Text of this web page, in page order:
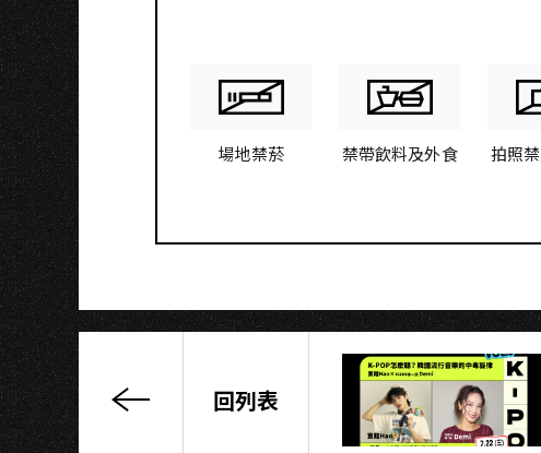
場地禁菸 禁帶飲料及外食 拍照
回列表